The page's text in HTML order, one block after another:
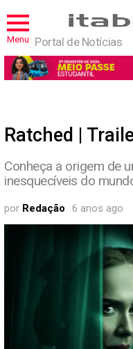
Menu Portal de Notícias
Ratched |
Conheça a origem de
inesquecíveis do
por Redação 6 anos ago